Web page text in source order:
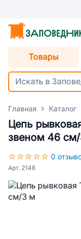
Товары
Главная Каталог
Цепь
звеном 46
0
Арт. 2148